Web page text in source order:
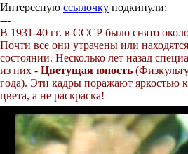
Интересную ссылочку подкинули:
---
В 1931-40 гг. в СССР было снято
Почти все они утрачены или
состоянии. Несколько лет назад
из них - Цветущая юность
года). Эти кадры поражают яркостью
цвета, а не раскраска!